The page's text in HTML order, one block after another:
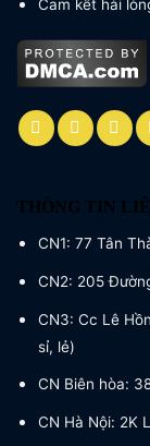
Cam kết hài
THÔNG TIN
CN1: 77 Tân
CN2: 205
CN3: Cc Lê
sỉ, lẻ)
CN Biên hòa:
CN Hà Nội: 2K